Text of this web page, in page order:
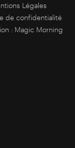
Légales
de confidentialité
: Magic Morning